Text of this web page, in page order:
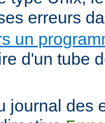
erreurs
un
d'un tube
journal des